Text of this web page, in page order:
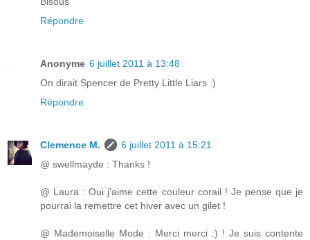
Répondre
Anonyme 6 juillet 2011 à 13:48
On dirait Spencer de Pretty Little Liars :)
Répondre
Clemence M.
6 juillet 2011 à 15:21
@ swellmayde : Thanks !
@ Laura : Oui j'aime cette couleur corail ! Je pense que je
pourrai la remettre cet hiver avec un gilet !
@ Mademoiselle Mode : Merci merci :) ! Je suis contente